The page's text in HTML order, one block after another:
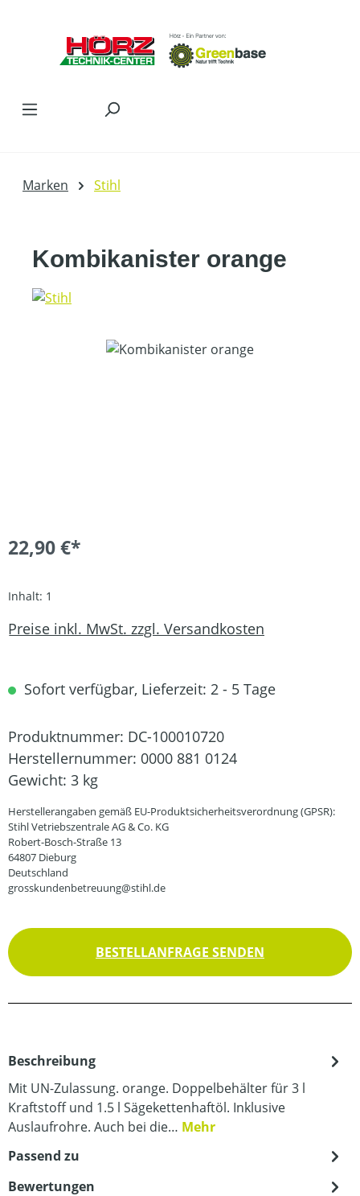
Marken Stihl
Kombikanister orange
Bildergalerie überspringen
22,90 €*
Inhalt: 1
Preise inkl. MwSt. zzgl. Versandkosten
Sofort verfügbar, Lieferzeit: 2 - 5 Tage
Produktnummer: DC-100010720
Herstellernummer: 0000 881 0124
Gewicht: 3 kg
Herstellerangaben gemäß EU-Produktsicherheitsverordnung (GPSR):
Stihl Vetriebszentrale AG & Co. KG
Robert-Bosch-Straße 13
64807 Dieburg
Deutschland
grosskundenbetreuung@stihl.de
BESTELLANFRAGE SENDEN
Beschreibung
Mit UN-Zulassung. orange. Doppelbehälter für 3 l
Kraftstoff und 1.5 l Sägekettenhaftöl. Inklusive
Auslaufrohre. Auch bei die… Mehr
Passend zu
Bewertungen